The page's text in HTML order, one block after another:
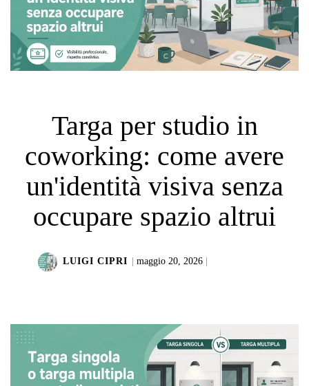
Targa per studio in
coworking: come avere
un'identità visiva senza
occupare spazio altrui
LUIGI CIPRI maggio 20, 2026|